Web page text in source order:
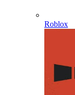
Roblox